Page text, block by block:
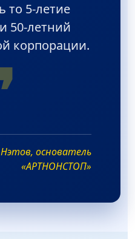
то 5-летие
50-летний
корпорации.
основатель
«АРТНОНСТОП»